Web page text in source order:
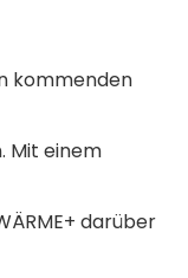
kommenden
Mit einem
darüber